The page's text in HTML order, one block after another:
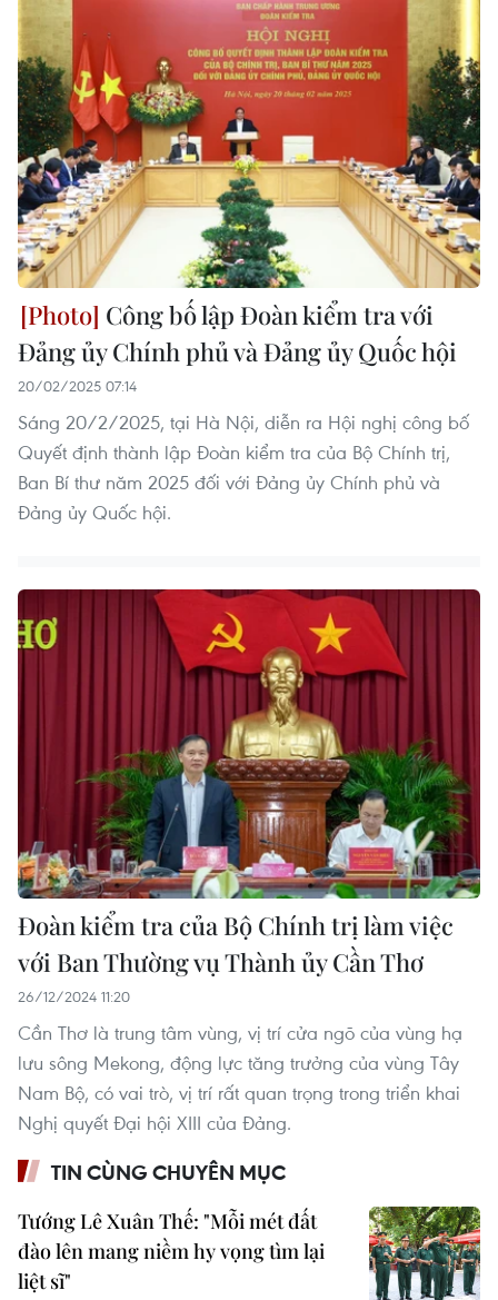
Công bố lập Đoàn kiểm tra với
Đảng ủy Chính phủ và Đảng ủy Quốc hội
20/02/2025 07:14
Sáng 20/2/2025, tại Hà Nội, diễn ra Hội nghị công bố
Quyết định thành lập Đoàn kiểm tra của Bộ Chính trị,
Ban Bí thư năm 2025 đối với Đảng ủy Chính phủ và
Đảng ủy Quốc hội.
Đoàn kiểm tra của Bộ Chính trị làm việc
với Ban Thường vụ Thành ủy Cần Thơ
26/12/2024 11:20
Cần Thơ là trung tâm vùng, vị trí cửa ngõ của vùng hạ
lưu sông Mekong, động lực tăng trưởng của vùng Tây
Nam Bộ, có vai trò, vị trí rất quan trọng trong triển khai
Nghị quyết Đại hội XIII của Đảng.
TIN CÙNG CHUYÊN MỤC
Tướng Lê Xuân Thế: "Mỗi mét đất
đào lên mang niềm hy vọng tìm lại
liệt sĩ"